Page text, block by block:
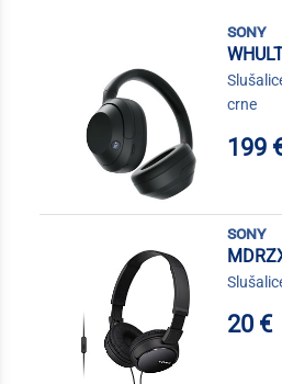
sony
crne
199
sony
20 €